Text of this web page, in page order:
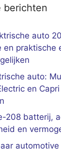
berichten
auto
en praktische
auto:
en
208 batterij,
en